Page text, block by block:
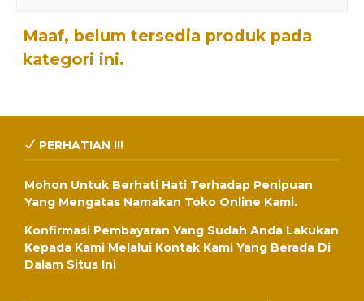
Maaf, belum tersedia produk pada
kategori ini.
PERHATIAN !!!
Mohon Untuk Berhati Hati Terhadap Penipuan
Yang Mengatas Namakan Toko Online Kami.
Konfirmasi Pembayaran Yang Sudah Anda Lakukan
Kepada Kami Melalui Kontak Kami Yang Berada Di
Dalam Situs Ini